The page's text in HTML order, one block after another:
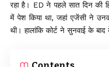
रहा है। ED ने पहले सात दिन की
में पेश किया था, जहां एजेंसी ने
थी। हालांकि कोर्ट ने सुनवाई के